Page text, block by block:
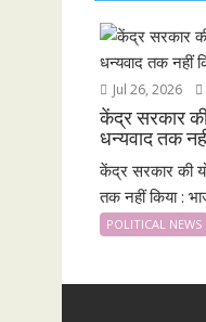
Jul 26, 2026
केंद्र सरकार की
धन्यवाद तक
केंद्र सरकार की
तक नहीं किया :
POLITICAL NEWS